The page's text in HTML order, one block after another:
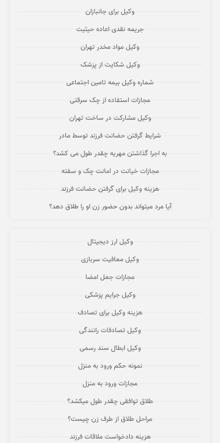
وکیل برای جانبازان
جریمه نقدی اعاده حیثیت
وکیل مواد مخدر تهران
وکیل شکایت از پزشک
شماره وکیل بیمه تامین اجتماعی
مجازات استفاده از چک سرقتی
وکیل مشارکت در ساخت تهران
شرایط گرفتن حضانت فرزند توسط مادر
به اجرا گذاشتن مهریه چقدر طول می کشد؟
مجازات خیانت در امانت چک و سفته
هزینه وکیل برای گرفتن حضانت فرزند
آیا مرد میتواند بدون حضور زن او را طلاق دهد؟
وکیل ارز دیجیتال
وکیل معافیت سربازی
مجازات جعل امضا
وکیل جرایم پزشکی
هزینه وکیل برای تصادف
وکیل تصادفات رانندگی
وکیل ابطال سند رسمی
نمونه حکم ورود به منزل
مجازات ورود به منزل
طلاق توافقی چقدر طول میکشد؟
مراحل طلاق از طرف زن چیست؟
هزینه دادخواست ملاقات فرزند